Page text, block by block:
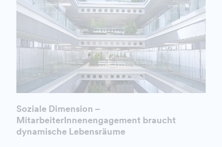
Soziale Dimension –
MitarbeiterInnenengagement braucht
dynamische Lebensräume